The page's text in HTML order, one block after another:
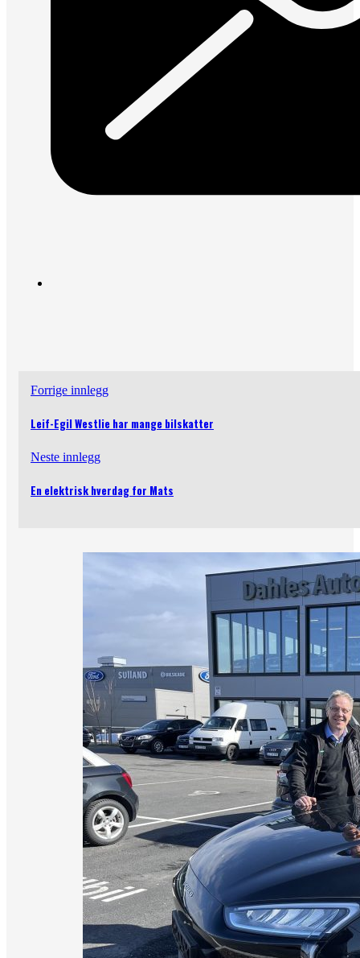
Forrige innlegg
Leif-Egil Westlie har mange bilskatter
Neste innlegg
En elektrisk hverdag for Mats